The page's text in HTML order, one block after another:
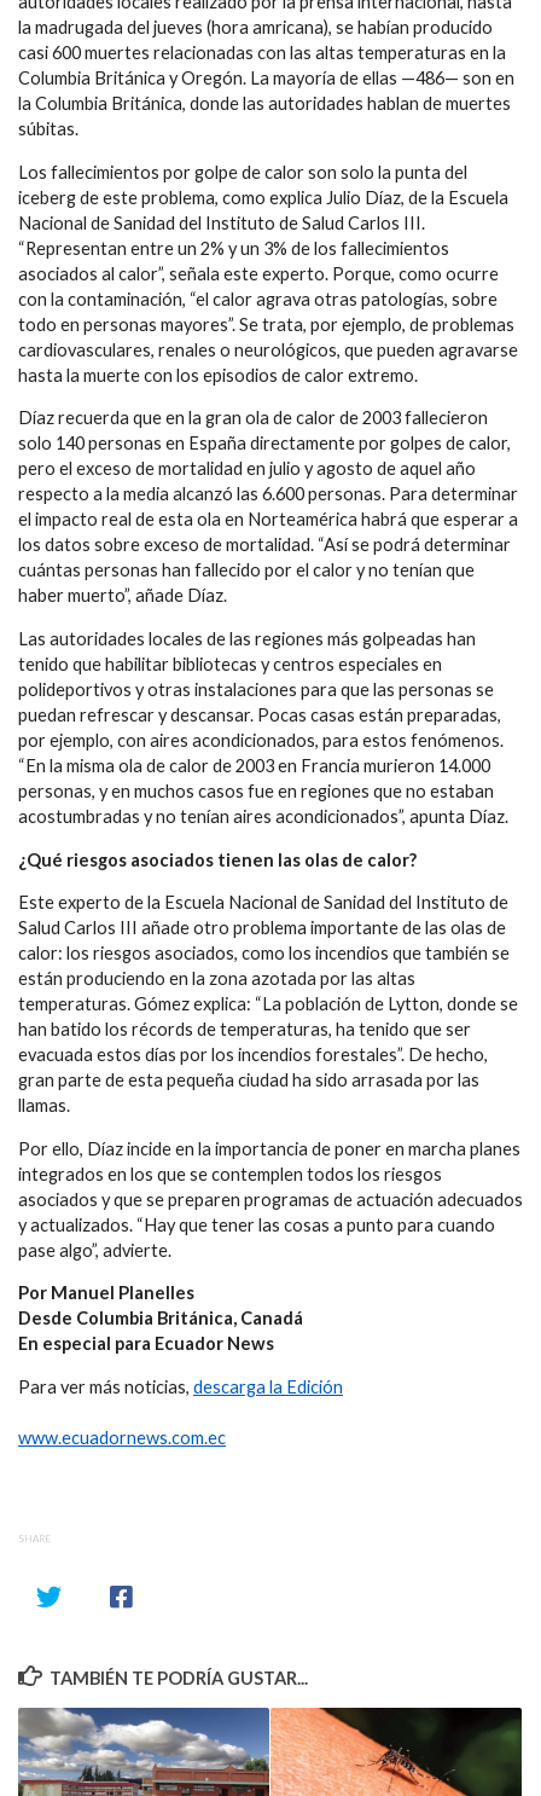
la madrugada del jueves (hora amricana), se habían producido
casi 600 muertes relacionadas con las altas temperaturas en la
Columbia Británica y Oregón. La mayoría de ellas —486— son en
la Columbia Británica, donde las autoridades hablan de muertes
súbitas.
Los fallecimientos por golpe de calor son solo la punta del
iceberg de este problema, como explica Julio Díaz, de la Escuela
Nacional de Sanidad del Instituto de Salud Carlos III.
“Representan entre un 2% y un 3% de los fallecimientos
asociados al calor”, señala este experto. Porque, como ocurre
con la contaminación, “el calor agrava otras patologías, sobre
todo en personas mayores”. Se trata, por ejemplo, de problemas
cardiovasculares, renales o neurológicos, que pueden agravarse
hasta la muerte con los episodios de calor extremo.
Díaz recuerda que en la gran ola de calor de 2003 fallecieron
solo 140 personas en España directamente por golpes de calor,
pero el exceso de mortalidad en julio y agosto de aquel año
respecto a la media alcanzó las 6.600 personas. Para determinar
el impacto real de esta ola en Norteamérica habrá que esperar a
los datos sobre exceso de mortalidad. “Así se podrá determinar
cuántas personas han fallecido por el calor y no tenían que
haber muerto”, añade Díaz.
Las autoridades locales de las regiones más golpeadas han
tenido que habilitar bibliotecas y centros especiales en
polideportivos y otras instalaciones para que las personas se
puedan refrescar y descansar. Pocas casas están preparadas,
por ejemplo, con aires acondicionados, para estos fenómenos.
“En la misma ola de calor de 2003 en Francia murieron 14.000
personas, y en muchos casos fue en regiones que no estaban
acostumbradas y no tenían aires acondicionados”, apunta Díaz.
¿Qué riesgos asociados tienen las olas de calor?
Este experto de la Escuela Nacional de Sanidad del Instituto de
Salud Carlos III añade otro problema importante de las olas de
calor: los riesgos asociados, como los incendios que también se
están produciendo en la zona azotada por las altas
temperaturas. Gómez explica: “La población de Lytton, donde se
han batido los récords de temperaturas, ha tenido que ser
evacuada estos días por los incendios forestales”. De hecho,
gran parte de esta pequeña ciudad ha sido arrasada por las
llamas.
Por ello, Díaz incide en la importancia de poner en marcha planes
integrados en los que se contemplen todos los riesgos
asociados y que se preparen programas de actuación adecuados
y actualizados. “Hay que tener las cosas a punto para cuando
pase algo”, advierte.
Por Manuel Planelles
Desde Columbia Británica, Canadá
En especial para Ecuador News
Para ver más noticias, descarga la Edición
www.ecuadornews.com.ec
SHARE
TAMBIÉN TE PODRÍA GUSTAR...